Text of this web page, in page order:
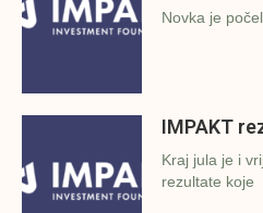
Novka je
IMPAKT
Kraj jula je i
rezultate koje